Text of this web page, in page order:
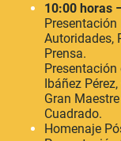
10:00 horas
Autoridades,
Prensa.
Ibáñez Pérez,
Gran
Cuadrado.
Homenaje